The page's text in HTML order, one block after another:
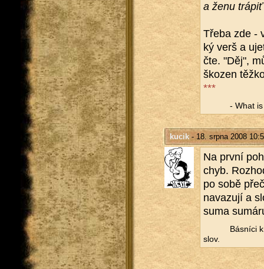
a ženu
Třeba zde -
ký verš a
čte. "Děj",
ško­zen
***
- What
kucik- 18. srpna 2008
Na první
chyb.
po sobě
na­va­zu­jí a
suma
Bás­ní­ci
slov.